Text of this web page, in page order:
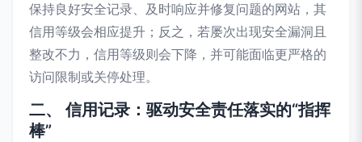
保持良好安全记录、及时响应并修复问题的网站，其
信用等级会相应提升；反之，若屡次出现安全漏洞且
整改不力，信用等级则会下降，并可能面临更严格的
访问限制或关停处理。
二、 信用记录：驱动安全责任落实的“指挥
棒”